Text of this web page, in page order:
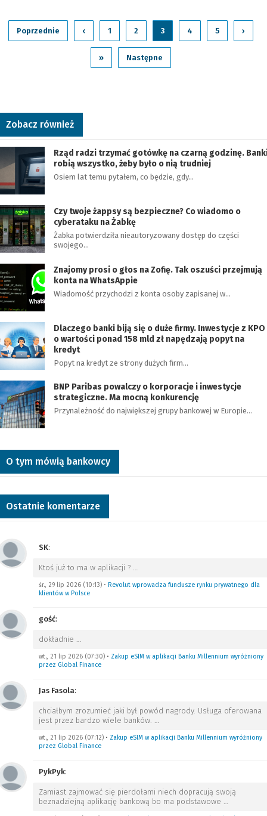
Poprzednie ‹ 1 2 3 4 5 ›
» Następne
Zobacz również
Rząd radzi trzymać gotówkę na czarną godzinę.
robią wszystko, żeby było o nią trudniej
Osiem lat temu pytałem, co będzie, gdy…
Czy twoje żappsy są bezpieczne? Co wiadomo o
cyberataku na Żabkę
Żabka potwierdziła nieautoryzowany dostęp do części
swojego…
Znajomy prosi o głos na Zofię. Tak oszuści przejmują
konta na WhatsAppie
Wiadomość przychodzi z konta osoby zapisanej w…
Dlaczego banki biją się o duże firmy. Inwestycje z KPO
o wartości ponad 158 mld zł napędzają popyt na
kredyt
Popyt na kredyt ze strony dużych firm…
BNP Paribas powalczy o korporacje i inwestycje
strategiczne. Ma mocną konkurencję
Przynależność do największej grupy bankowej w Europie…
O tym mówią bankowcy
Ostatnie komentarze
SK:
Ktoś już to ma w aplikacji ? …
śr., 29 lip 2026 (10:13) • Revolut wprowadza fundusze rynku prywatnego dla
klientów w Polsce
gość:
dokładnie …
wt., 21 lip 2026 (07:30) • Zakup eSIM w aplikacji Banku Millennium wyróżniony
przez Global Finance
Jas Fasola:
chciałbym zrozumieć jaki był powód nagrody. Usługa oferowana
jest przez bardzo wiele banków. …
wt., 21 lip 2026 (07:12) • Zakup eSIM w aplikacji Banku Millennium wyróżniony
przez Global Finance
PykPyk:
Zamiast zajmować się pierdołami niech dopracują swoją
beznadziejną aplikację bankową bo ma podstawowe …